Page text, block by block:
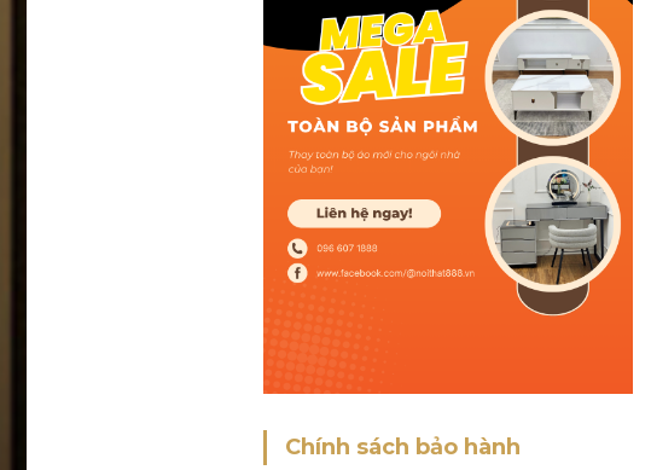
Chính sách bảo hành